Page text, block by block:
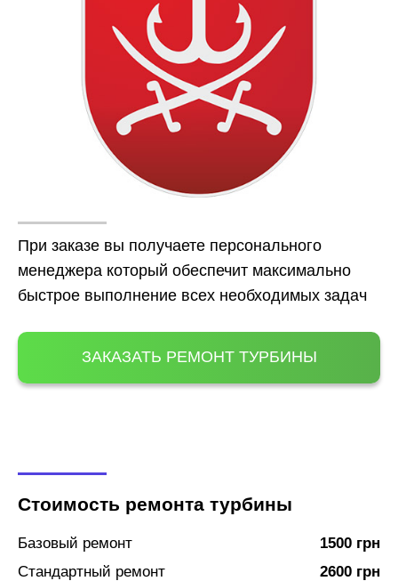
При заказе вы получаете персонального
менеджера который обеспечит максимально
быстрое выполнение всех необходимых задач
ЗАКАЗАТЬ РЕМОНТ ТУРБИНЫ
Стоимость ремонта турбины
Базовый ремонт
1500 грн
Стандартный ремонт
2600 грн